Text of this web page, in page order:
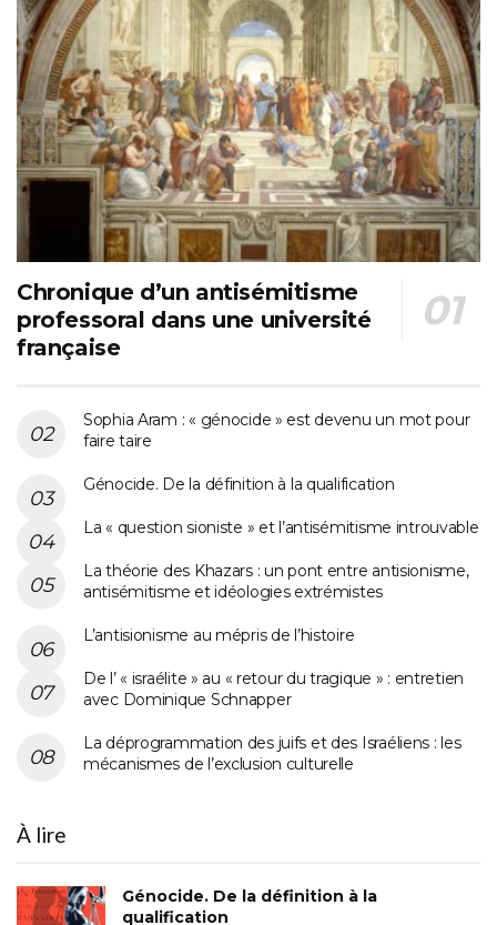
Chronique d’un antisémitisme
professoral dans une université
française
Sophia Aram : « génocide » est devenu un mot pour
faire taire
Génocide. De la définition à la qualification
La « question sioniste » et l’antisémitisme introuvable
La théorie des Khazars : un pont entre antisionisme,
antisémitisme et idéologies extrémistes
L’antisionisme au mépris de l’histoire
De l’ « israélite » au « retour du tragique » : entretien
avec Dominique Schnapper
La déprogrammation des juifs et des Israéliens : les
mécanismes de l’exclusion culturelle
À lire
Génocide. De la définition à la
qualification